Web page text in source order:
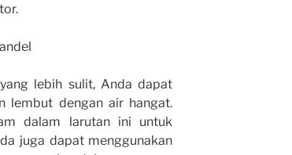
lebih sulit, Anda dapat
lembut dengan air hangat.
dalam larutan ini untuk
juga dapat menggunakan